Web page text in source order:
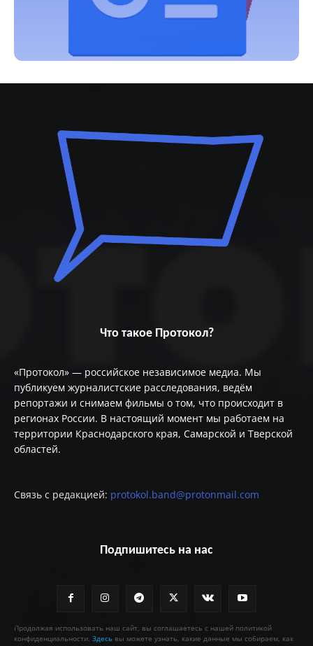
Что такое Протокол?
«Протокол» — российское независимое медиа. Мы
публикуем журналистские расследования, ведём
репортажи и снимаем фильмы о том, что происходит в
регионах России. В настоящий момент мы работаем на
территории Краснодарского края, Самарской и Тверской
областей.
Связь с редакцией: protokol.band@protonmail.com
Подпишитесь на нас
Продолжая использовать наш сайт, вы соглашаетесь с нашей политикой
конфиденциальности. Здесь вы можете узнать, какие данные мы собираем, как